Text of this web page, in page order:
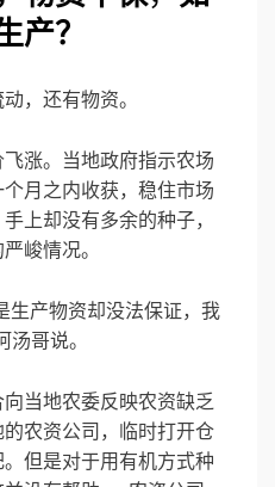
产？
，还有物资。
涨。当地政府指示农场
月之内收获，稳住市场
上却没有多余的种子，
峻情况。
生产物资却没法保证，我
哥说。
当地农委反映农资缺乏
农资公司，临时打开仓
但是对于用有机方式种